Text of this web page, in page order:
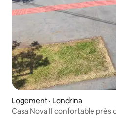
Logement · Londrina
Casa Nova II confortable près